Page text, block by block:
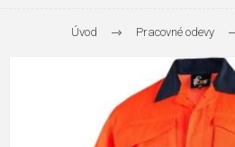
Úvod Pracovné odevy